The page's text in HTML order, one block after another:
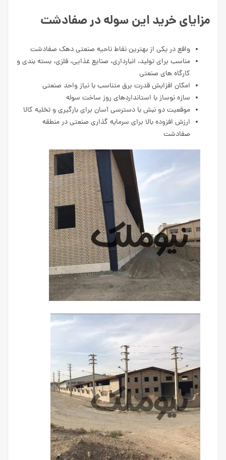
مزایای خرید این سوله در صفادشت
واقع در یکی از بهترین نقاط ناحیه صنعتی دهک صفادشت
مناسب برای تولید، انبارداری، صنایع غذایی، فلزی، بسته بندی و
کارگاه های صنعتی
امکان افزایش قدرت برق متناسب با نیاز واحد صنعتی
سازه نوساز با استانداردهای روز ساخت سوله
موقعیت دو نبش با دسترسی آسان برای بارگیری و تخلیه کالا
ارزش افزوده بالا برای سرمایه گذاری صنعتی در منطقه
صفادشت